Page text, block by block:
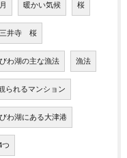
暖かい気候 桜
三井寺 桜
びわ湖の主な漁法 漁法
られるマンション
びわ湖にある大津港
つ